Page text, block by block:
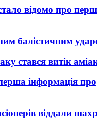
відомо про
балістичним
стався витік
інформація про
віддали